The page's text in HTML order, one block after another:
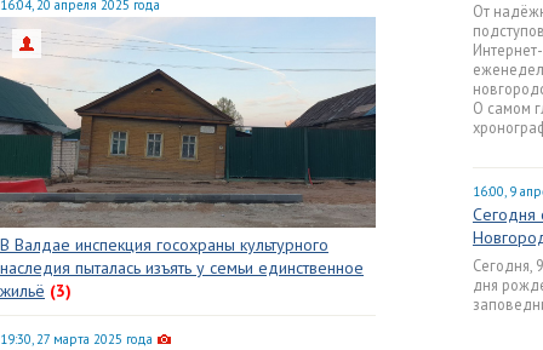
16:04, 20 апреля 2025 года
В Валдае инспекция госохраны культурного
наследия пыталась изъять у семьи единственное
жильё (3)
19:30, 27 марта 2025 года
От
О самом
16:00, 9
Сегодня
Сегодня,
дня